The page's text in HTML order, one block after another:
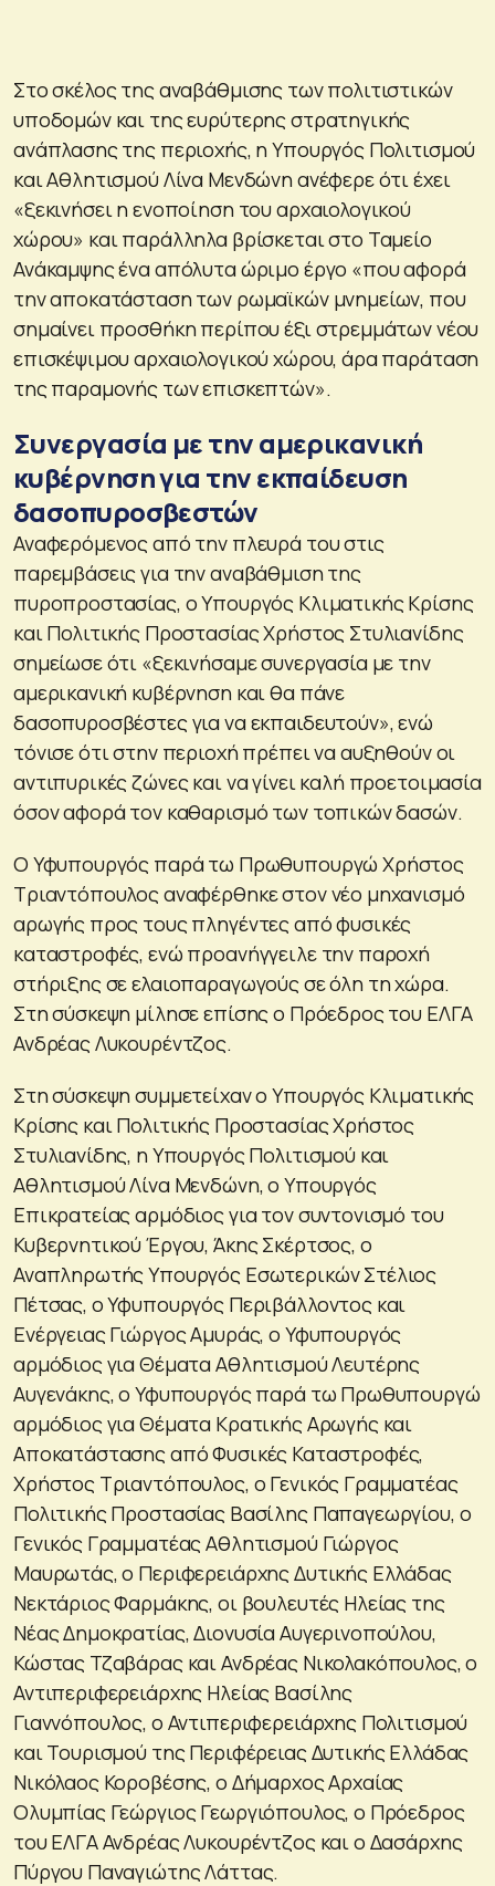
Στο σκέλος της αναβάθμισης των πολιτιστικών
υποδομών και της ευρύτερης στρατηγικής
ανάπλασης της περιοχής, η Υπουργός Πολιτισμού
και Αθλητισμού Λίνα Μενδώνη ανέφερε ότι έχει
«ξεκινήσει η ενοποίηση του αρχαιολογικού
χώρου» και παράλληλα βρίσκεται στο Ταμείο
Ανάκαμψης ένα απόλυτα ώριμο έργο «που αφορά
την αποκατάσταση των ρωμαϊκών μνημείων, που
σημαίνει προσθήκη περίπου έξι στρεμμάτων νέου
επισκέψιμου αρχαιολογικού χώρου, άρα παράταση
της παραμονής των επισκεπτών».
Συνεργασία με την αμερικανική
κυβέρνηση για την εκπαίδευση
δασοπυροσβεστών
Αναφερόμενος από την πλευρά του στις
παρεμβάσεις για την αναβάθμιση της
πυροπροστασίας, ο Υπουργός Κλιματικής Κρίσης
και Πολιτικής Προστασίας Χρήστος Στυλιανίδης
σημείωσε ότι «ξεκινήσαμε συνεργασία με την
αμερικανική κυβέρνηση και θα πάνε
δασοπυροσβέστες για να εκπαιδευτούν», ενώ
τόνισε ότι στην περιοχή πρέπει να αυξηθούν οι
αντιπυρικές ζώνες και να γίνει καλή προετοιμασία
όσον αφορά τον καθαρισμό των τοπικών δασών.
Ο Υφυπουργός παρά τω Πρωθυπουργώ Χρήστος
Τριαντόπουλος αναφέρθηκε στον νέο μηχανισμό
αρωγής προς τους πληγέντες από φυσικές
καταστροφές, ενώ προανήγγειλε την παροχή
στήριξης σε ελαιοπαραγωγούς σε όλη τη χώρα.
Στη σύσκεψη μίλησε επίσης ο Πρόεδρος του ΕΛΓΑ
Ανδρέας Λυκουρέντζος.
Στη σύσκεψη συμμετείχαν ο Υπουργός Κλιματικής
Κρίσης και Πολιτικής Προστασίας Χρήστος
Στυλιανίδης, η Υπουργός Πολιτισμού και
Αθλητισμού Λίνα Μενδώνη, ο Υπουργός
Επικρατείας αρμόδιος για τον συντονισμό του
Κυβερνητικού Έργου, Άκης Σκέρτσος, ο
Αναπληρωτής Υπουργός Εσωτερικών Στέλιος
Πέτσας, ο Υφυπουργός Περιβάλλοντος και
Ενέργειας Γιώργος Αμυράς, ο Υφυπουργός
αρμόδιος για Θέματα Αθλητισμού Λευτέρης
Αυγενάκης, ο Υφυπουργός παρά τω Πρωθυπουργώ
αρμόδιος για Θέματα Κρατικής Αρωγής και
Αποκατάστασης από Φυσικές Καταστροφές,
Χρήστος Τριαντόπουλος, ο Γενικός Γραμματέας
Πολιτικής Προστασίας Βασίλης Παπαγεωργίου, ο
Γενικός Γραμματέας Αθλητισμού Γιώργος
Μαυρωτάς, ο Περιφερειάρχης Δυτικής Ελλάδας
Νεκτάριος Φαρμάκης, οι βουλευτές Ηλείας της
Νέας Δημοκρατίας, Διονυσία Αυγερινοπούλου,
Κώστας Τζαβάρας και Ανδρέας Νικολακόπουλος, ο
Αντιπεριφερειάρχης Ηλείας Βασίλης
Γιαννόπουλος, ο Αντιπεριφερειάρχης Πολιτισμού
και Τουρισμού της Περιφέρειας Δυτικής Ελλάδας
Νικόλαος Κοροβέσης, ο Δήμαρχος Αρχαίας
Ολυμπίας Γεώργιος Γεωργιόπουλος, ο Πρόεδρος
του ΕΛΓΑ Ανδρέας Λυκουρέντζος και ο Δασάρχης
Πύργου Παναγιώτης Λάττας.